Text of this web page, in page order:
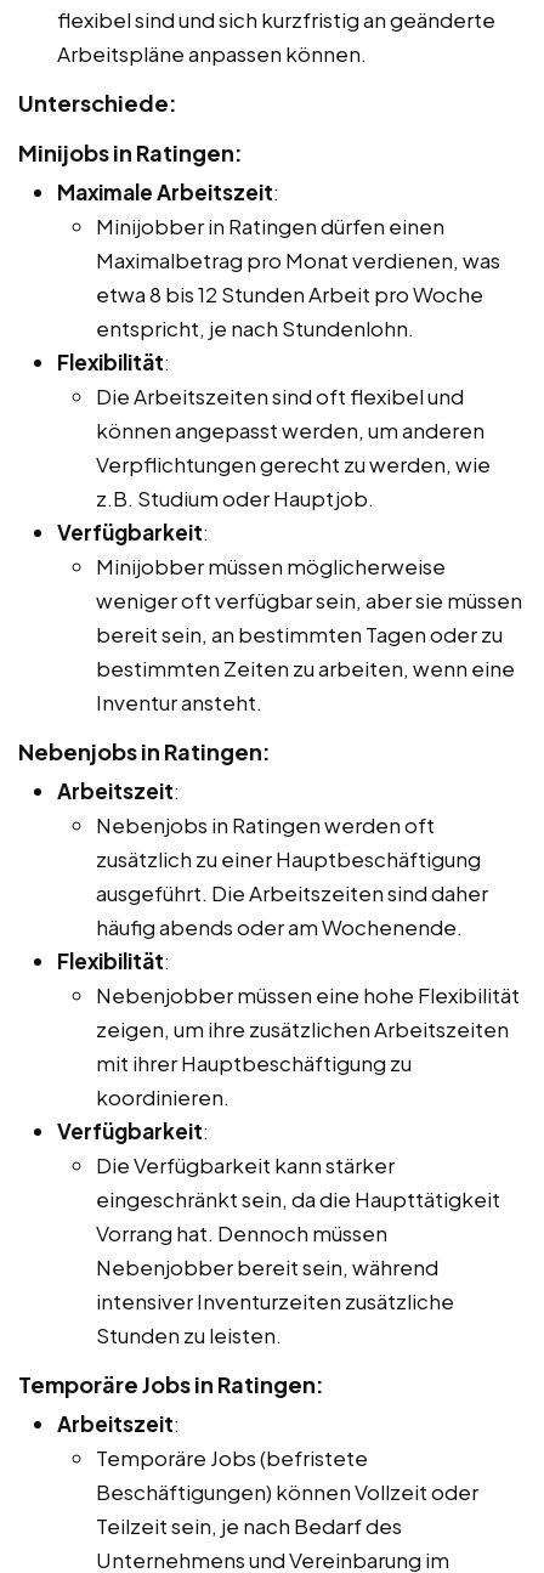
flexibel sind und sich kurzfristig an geänderte
Arbeitspläne anpassen können.
Unterschiede:
Minijobs in Ratingen:
Maximale Arbeitszeit:
Minijobber in Ratingen dürfen einen
Maximalbetrag pro Monat verdienen, was
etwa 8 bis 12 Stunden Arbeit pro Woche
entspricht, je nach Stundenlohn.
Flexibilität:
Die Arbeitszeiten sind oft flexibel und
können angepasst werden, um anderen
Verpflichtungen gerecht zu werden, wie
z.B. Studium oder Hauptjob.
Verfügbarkeit:
Minijobber müssen möglicherweise
weniger oft verfügbar sein, aber sie müssen
bereit sein, an bestimmten Tagen oder zu
bestimmten Zeiten zu arbeiten, wenn eine
Inventur ansteht.
Nebenjobs in Ratingen:
Arbeitszeit:
Nebenjobs in Ratingen werden oft
zusätzlich zu einer Hauptbeschäftigung
ausgeführt. Die Arbeitszeiten sind daher
häufig abends oder am Wochenende.
Flexibilität:
Nebenjobber müssen eine hohe Flexibilität
zeigen, um ihre zusätzlichen Arbeitszeiten
mit ihrer Hauptbeschäftigung zu
koordinieren.
Verfügbarkeit:
Die Verfügbarkeit kann stärker
eingeschränkt sein, da die Haupttätigkeit
Vorrang hat. Dennoch müssen
Nebenjobber bereit sein, während
intensiver Inventurzeiten zusätzliche
Stunden zu leisten.
Temporäre Jobs in Ratingen:
Arbeitszeit:
Temporäre Jobs (befristete
Beschäftigungen) können Vollzeit oder
Teilzeit sein, je nach Bedarf des
Unternehmens und Vereinbarung im